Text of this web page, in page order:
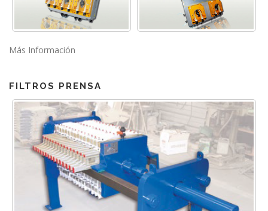
Más Información
FILTROS PRENSA